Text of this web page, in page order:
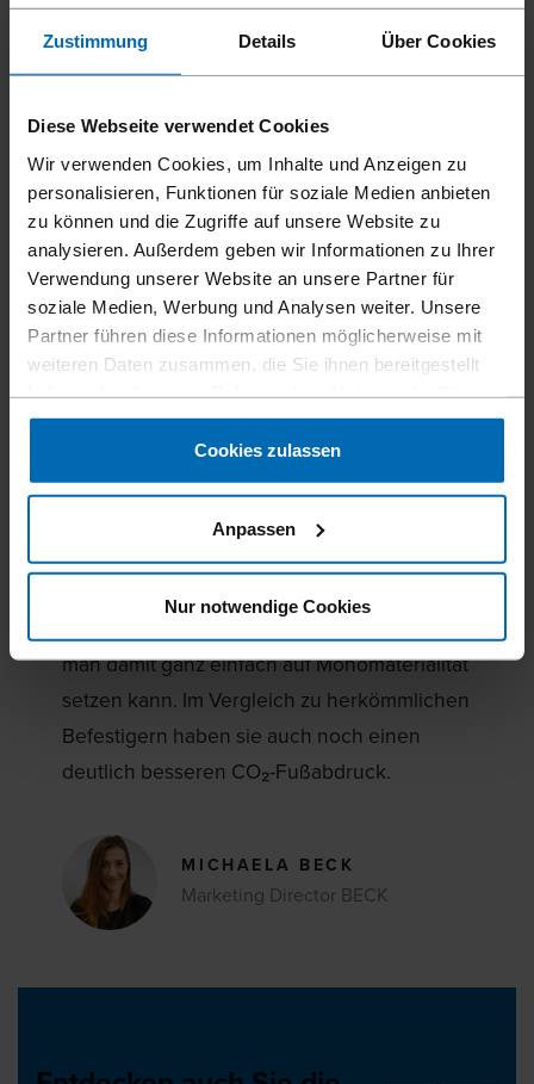
Zustimmung Details Über Cookies
Diese Webseite verwendet Cookies
Wir verwenden Cookies, um Inhalte und Anzeigen zu
personalisieren, Funktionen für soziale Medien anbieten
zu können und die Zugriffe auf unsere Website zu
analysieren. Außerdem geben wir Informationen zu Ihrer
Verwendung unserer Website an unsere Partner für
soziale Medien, Werbung und Analysen weiter. Unsere
Partner führen diese Informationen möglicherweise mit
weiteren Daten zusammen, die Sie ihnen bereitgestellt
gesammelt haben.
Cookies zulassen
Anpassen
Nur notwendige Cookies
und Holzverarbeitung mehr Informationen über
unsere Holznägel LIGNOLOC® geben zu können.
LIGNOLOC® Holznägel offiziell in FLA+ Materialdatenbank
von FederlegnoArredo gelistet
Unsere LIGNOLOC® Holznägel sind
man damit ganz einfach auf Monomaterialität
setzen kann. Im Vergleich zu herkömmlichen
Befestigern haben sie auch noch einen
deutlich besseren CO₂-Fußabdruck.
MICHAELA BECK
Marketing Director BECK